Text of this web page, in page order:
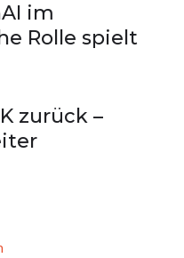
im
Rolle spielt
zurück –